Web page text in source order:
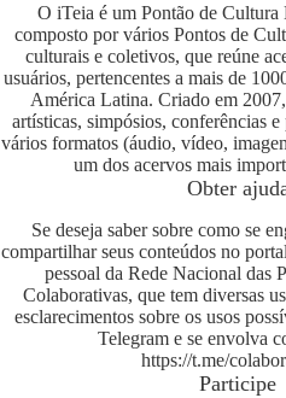
O iTeia é um Pontão de
composto por vários Pontos de
culturais e coletivos, que reúne
usuários, pertencentes a mais de
América Latina. Criado em
artísticas, simpósios, conferências
vários formatos (áudio, vídeo,
um dos acervos mais
Obter
Se deseja saber sobre como se
compartilhar seus conteúdos no
pessoal da Rede Nacional das
Colaborativas, que tem diversas
esclarecimentos sobre os usos
Telegram e se envolva
https://t.me/
Participe